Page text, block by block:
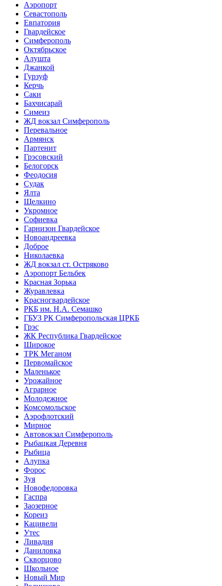
Аэропорт
Севастополь
Евпатория
Гвардейское
Симферополь
Октябрьское
Алушта
Джанкой
Гурзуф
Керчь
Саки
Бахчисарай
Симеиз
ЖД вокзал Симферополь
Перевальное
Армянск
Партенит
Грэсовский
Белогорск
Феодосия
Судак
Ялта
Щелкино
Укромное
Софиевка
Гарнизон Гвардейское
Новоандреевка
Доброе
Николаевка
ЖД вокзал ст. Остряково
Аэропорт Бельбек
Красная Зорька
Журавлевка
Красногвардейское
РКБ им. Н.А. Семашко
ГБУЗ РК Симферопольская ЦРКБ
Грэс
ЖК Республика Гвардейское
Широкое
ТРК Меганом
Первомайское
Маленькое
Урожайное
Аграрное
Молодежное
Комсомольское
Аэрофлотский
Мирное
Автовокзал Симферополь
Рыбацкая Деревня
Рыбица
Алупка
Форос
Зуя
Новофедоровка
Гаспра
Заозерное
Кореиз
Кацивели
Утес
Ливадия
Даниловка
Скворцово
Школьное
Новый Мир